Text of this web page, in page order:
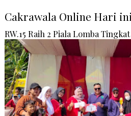
Cakrawala Online Hari ini
RW.15 Raih 2 Piala Lomba